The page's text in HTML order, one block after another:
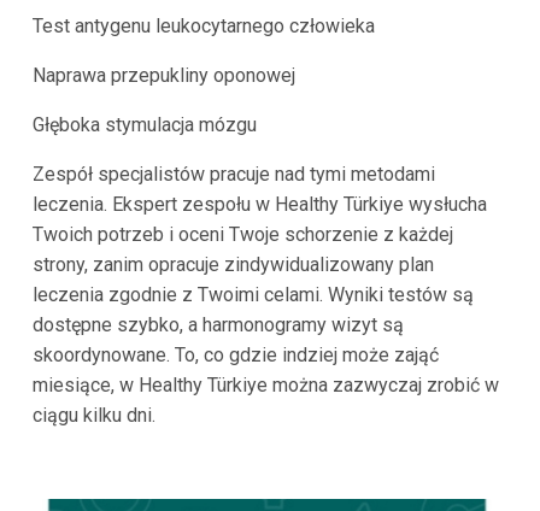
Test antygenu leukocytarnego człowieka
Naprawa przepukliny oponowej
Głęboka stymulacja mózgu
Zespół specjalistów pracuje nad tymi metodami
leczenia. Ekspert zespołu w Healthy Türkiye wysłucha
Twoich potrzeb i oceni Twoje schorzenie z każdej
strony, zanim opracuje zindywidualizowany plan
leczenia zgodnie z Twoimi celami. Wyniki testów są
dostępne szybko, a harmonogramy wizyt są
skoordynowane. To, co gdzie indziej może zająć
miesiące, w Healthy Türkiye można zazwyczaj zrobić w
ciągu kilku dni.